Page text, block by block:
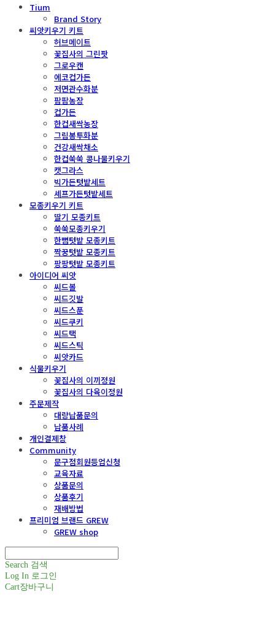
Tium
Brand Story
씨앗키우기 키트
허브메이트
꽃집사의 그린팟
그로우캔
에코컵가든
저면관수화분
팜팜농장
컵가든
한컵새싹농장
그림봉투화분
건강새싹채소
한컵쑥쑥 콩나물키우기
캣그라스
빅가든텃밭세트
셰프가든텃밭세트
모종키우기 키트
딸기 모종키트
쑥쑥모종키우기
한뼘텃밭 모종키트
짝꿍텃밭 모종키트
팡팡텃밭 모종키트
아이디어 씨앗
씨드볼
씨드깃발
씨드스푼
씨드쿠키
씨드택
씨드스틱
씨앗카드
식물키우기
꽃집사의 이끼정원
꽃집사의 다육이정원
주문제작
대량납품문의
납품사례
개인결제창
Community
문구점회원등업신청
교육자료
상품문의
상품후기
재배방법
프리미엄 브랜드 GREW
GREW shop
Search 검색
Log In 로그인
Cart장바구니